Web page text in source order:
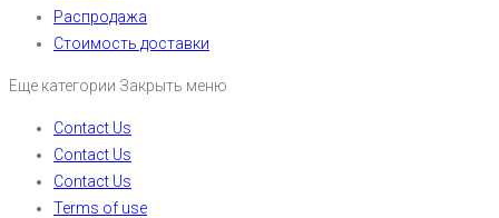
Распродажа
Стоимость доставки
Еще категории Закрыть меню
Contact Us
Contact Us
Contact Us
Terms of use